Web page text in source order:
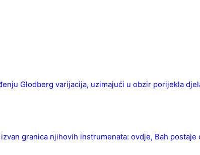
Glodberg varijacija, uzimajući u obzir porijekla
granica njihovih instrumenata: ovdje, Bah postaje